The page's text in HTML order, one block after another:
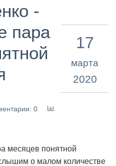
-
пара
0
17
марта
2020
месяцев понятной
о малом количестве